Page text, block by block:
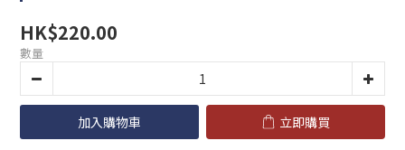
HK$220.00
數量
加入購物車 立即購買